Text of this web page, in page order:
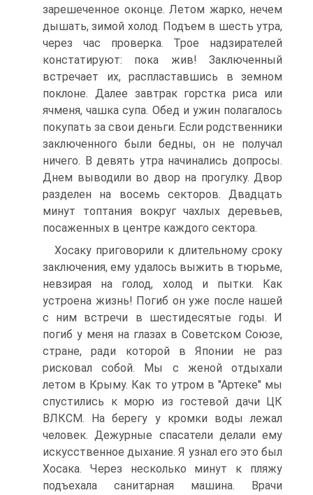
зарешеченное оконце. Летом жарко, нечем
дышать, зимой холод. Подъем в шесть утра,
через час проверка. Трое надзирателей
констатируют: пока жив! Заключенный
встречает их, распластавшись в земном
поклоне. Далее завтрак горстка риса или
ячменя, чашка супа. Обед и ужин полагалось
покупать за свои деньги. Если родственники
заключенного были бедны, он не получал
ничего. В девять утра начинались допросы.
Днем выводили во двор на прогулку. Двор
разделен на восемь секторов. Двадцать
минут топтания вокруг чахлых деревьев,
посаженных в центре каждого сектора.
Хосаку приговорили к длительному сроку
заключения, ему удалось выжить в тюрьме,
невзирая на голод, холод и пытки. Как
устроена жизнь! Погиб он уже после нашей
с ним встречи в шестидесятые годы. И
погиб у меня на глазах в Советском Союзе,
стране, ради которой в Японии не раз
рисковал собой. Мы с женой отдыхали
летом в Крыму. Как то утром в "Артеке" мы
спустились к морю из гостевой дачи ЦК
ВЛКСМ. На берегу у кромки воды лежал
человек. Дежурные спасатели делали ему
искусственное дыхание. Я узнал его это был
Хосака. Через несколько минут к пляжу
подъехала санитарная машина. Врачи